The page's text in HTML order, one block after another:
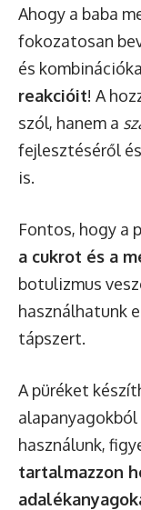
Ahogy a baba
fokozatosan
és
reakcióit! A
szól, hanem a
fejlesztéséről
is.
Fontos, hogy a
a cukrot és a
botulizmus
használhatunk
tápszert.
A püréket
használunk,
tartalmazzon